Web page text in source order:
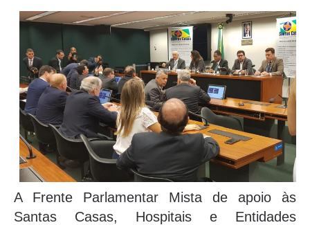
A Frente Parlamentar Mista de apoio às
Santas Casas, Hospitais e Entidades